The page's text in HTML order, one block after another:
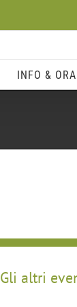
INFO &
Gli altri